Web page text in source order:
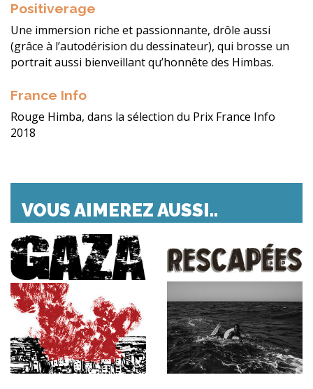
Positiverage
Une immersion riche et passionnante, drôle aussi
(grâce à l’autodérision du dessinateur), qui brosse un
portrait aussi bienveillant qu’honnête des Himbas.
France Info
Rouge Himba, dans la sélection du Prix France Info
2018
VOUS AIMEREZ AUSSI..